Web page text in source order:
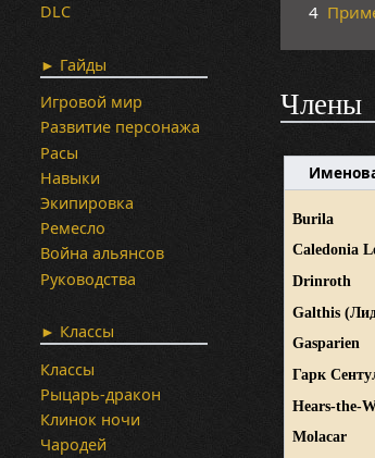
4
Члены
Burila
Caledonia
Drinroth
Galthis
Gasparien
Гарк
Hears-the-
Molacar
DLC
► Гайды
Игровой мир
Развитие персонажа
Расы
Навыки
Экипировка
Ремесло
Война альянсов
Руководства
► Классы
Классы
Рыцарь-дракон
Клинок ночи
Чародей